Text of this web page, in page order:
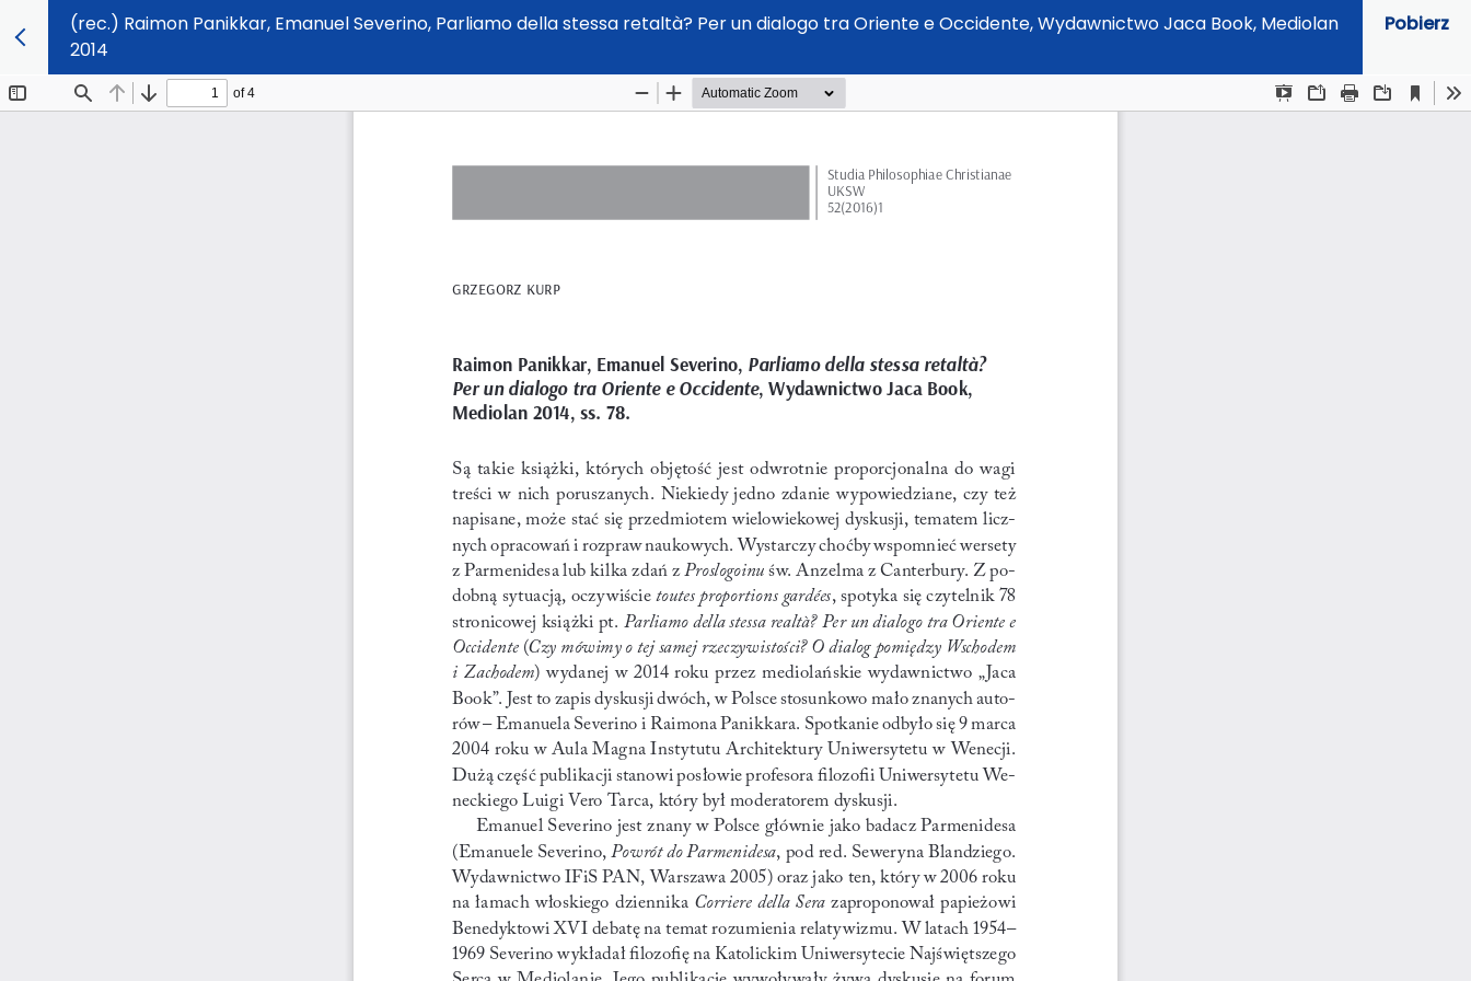
(rec.) Raimon Panikkar, Emanuel Severino, Parliamo della stessa retaltà? Per un dialogo tra Oriente e Occidente, Wydawnictwo Jaca Book, Mediolan
2014
Pobierz